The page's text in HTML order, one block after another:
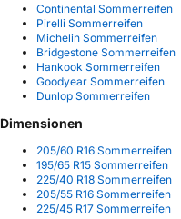
Continental Sommerreifen
Pirelli Sommerreifen
Michelin Sommerreifen
Bridgestone Sommerreifen
Hankook Sommerreifen
Goodyear Sommerreifen
Dunlop Sommerreifen
Dimensionen
205/60 R16 Sommerreifen
195/65 R15 Sommerreifen
225/40 R18 Sommerreifen
205/55 R16 Sommerreifen
225/45 R17 Sommerreifen